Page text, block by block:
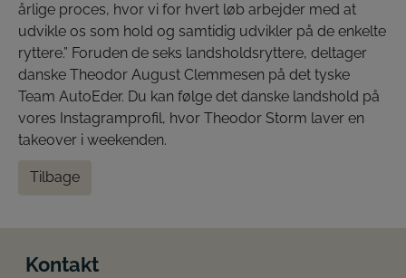
årlige proces, hvor vi for hvert løb arbejder med at
udvikle os som hold og samtidig udvikler på de enkelte
ryttere.” Foruden de seks landsholdsryttere, deltager
danske Theodor August Clemmesen på det tyske
Team AutoEder. Du kan følge det danske landshold på
vores Instagramprofil, hvor Theodor Storm laver en
takeover i weekenden.
Tilbage
Kontakt